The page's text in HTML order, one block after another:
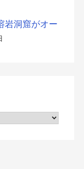
岩洞窟がオー